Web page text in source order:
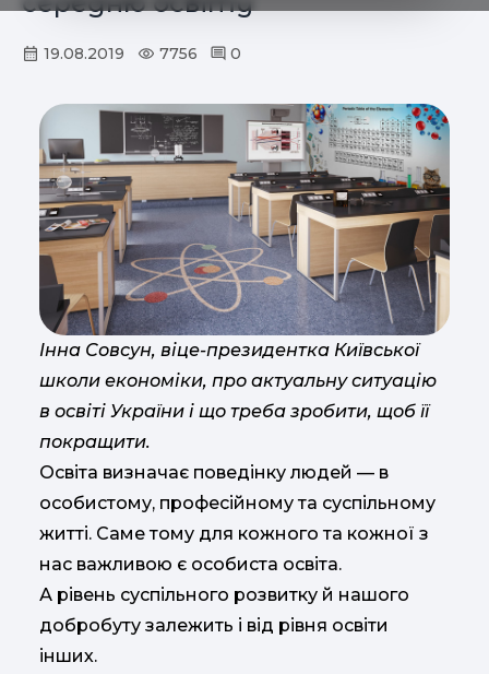
19.08.2019 7756 0
Інна Совсун, віце-президентка Київської
школи економіки, про актуальну ситуацію
в освіті України і що треба зробити, щоб її
покращити.
Освіта визначає поведінку людей — в
особистому, професійному та суспільному
житті. Саме тому для кожного та кожної з
нас важливою є особиста освіта.
А рівень суспільного розвитку й нашого
добробуту залежить і від рівня освіти
інших.